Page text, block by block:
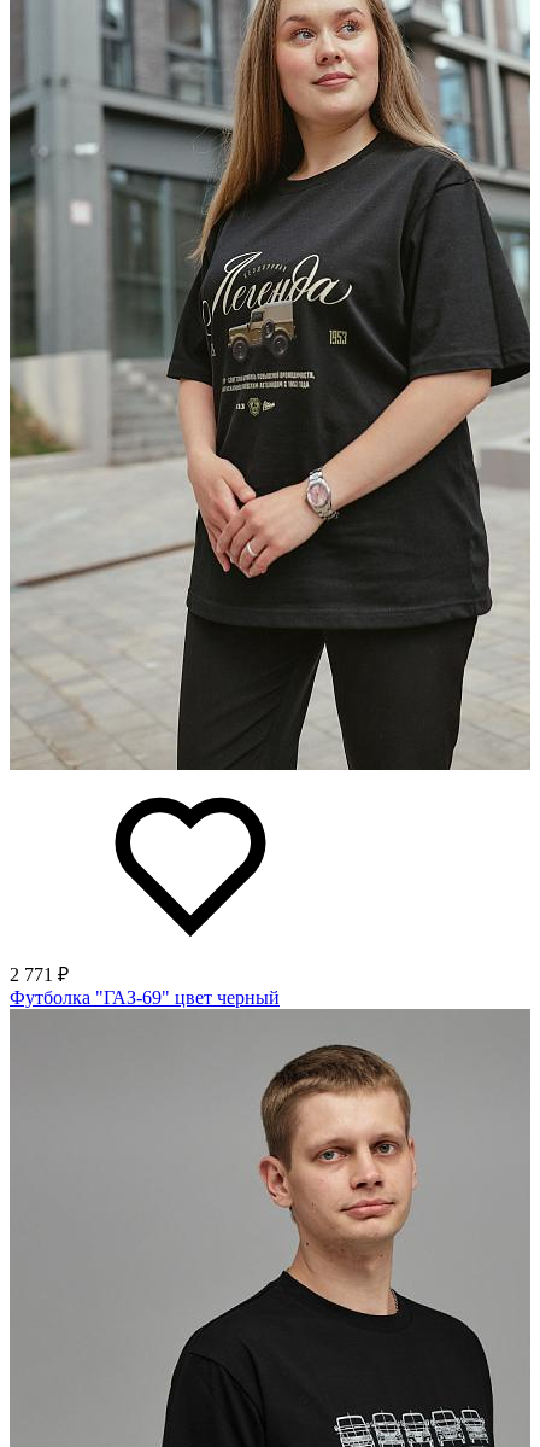
2 771 ₽
Футболка "ГАЗ-69" цвет черный